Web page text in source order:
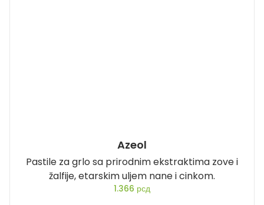
Azeol
Pastile za grlo sa prirodnim ekstraktima zove i
žalfije, etarskim uljem nane i cinkom.
1.366 рсд